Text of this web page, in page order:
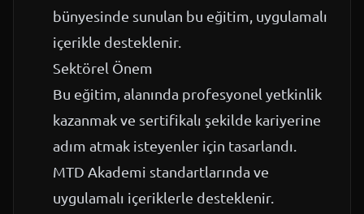
bünyesinde sunulan bu eğitim, uygulamalı
içerikle desteklenir.
Sektörel Önem
Bu eğitim, alanında profesyonel yetkinlik
kazanmak ve sertifikalı şekilde kariyerine
adım atmak isteyenler için tasarlandı.
MTD Akademi standartlarında ve
uygulamalı içeriklerle desteklenir.